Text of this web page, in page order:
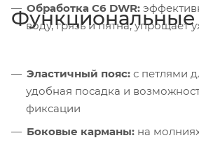
Обработка C6 DWR:
воду, грязь и пятна, упрощает
Функциональные
Эластичный пояс: с петлями
удобная посадка и
фиксации
Боковые карманы: на